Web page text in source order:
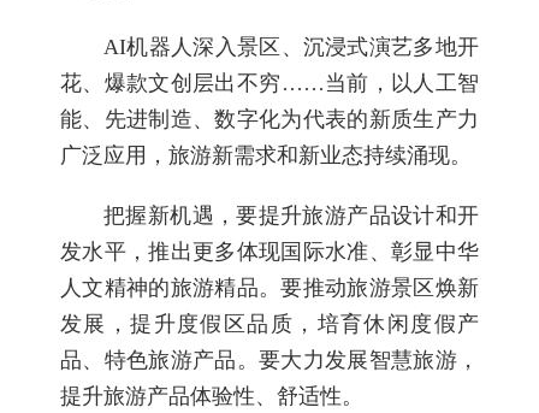
AI机器人深入景区、沉浸式演艺多地开
花、爆款文创层出不穷……当前，以人工智
能、先进制造、数字化为代表的新质生产力
广泛应用，旅游新需求和新业态持续涌现。
把握新机遇，要提升旅游产品设计和开
发水平，推出更多体现国际水准、彰显中华
人文精神的旅游精品。要推动旅游景区焕新
发展，提升度假区品质，培育休闲度假产
品、特色旅游产品。要大力发展智慧旅游，
提升旅游产品体验性、舒适性。